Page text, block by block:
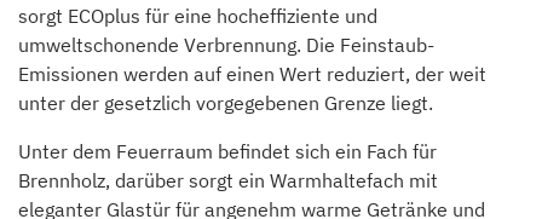
sorgt ECOplus für eine hocheffiziente und
umweltschonende Verbrennung. Die Feinstaub-
Emissionen werden auf einen Wert reduziert, der weit
unter der gesetzlich vorgegebenen Grenze liegt.
Unter dem Feuerraum befindet sich ein Fach für
Brennholz, darüber sorgt ein Warmhaltefach mit
eleganter Glastür für angenehm warme Getränke und